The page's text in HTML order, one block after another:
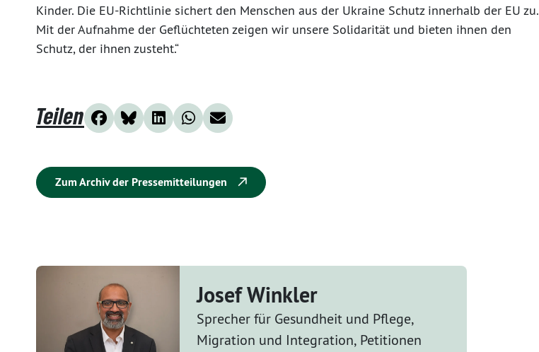
Kinder. Die EU-Richtlinie sichert den Menschen aus der Ukraine Schutz innerhalb der EU zu.
Mit der Aufnahme der Geflüchteten zeigen wir unsere Solidarität und bieten ihnen den
Schutz, der ihnen zusteht.“
Teilen
Zum Archiv der Pressemitteilungen
Josef Winkler
Sprecher für Gesundheit und Pflege,
Migration und Integration, Petitionen